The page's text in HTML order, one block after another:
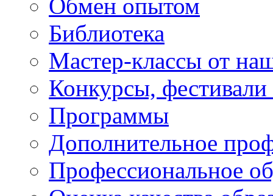
Обмен опытом
Библиотека
Мастер-классы от
Конкурсы,
Программы
Дополнительное
Профессиональное